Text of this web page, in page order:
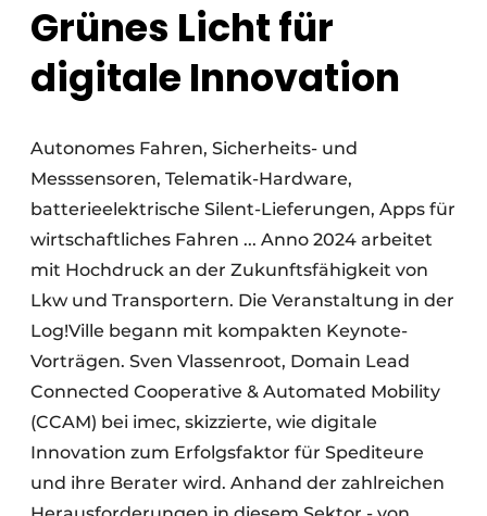
Grünes Licht für
digitale Innovation
Autonomes Fahren, Sicherheits- und
Messsensoren, Telematik-Hardware,
batterieelektrische Silent-Lieferungen, Apps für
wirtschaftliches Fahren ... Anno 2024 arbeitet
mit Hochdruck an der Zukunftsfähigkeit von
Lkw und Transportern. Die Veranstaltung in der
Log!Ville begann mit kompakten Keynote-
Vorträgen. Sven Vlassenroot, Domain Lead
Connected Cooperative & Automated Mobility
(CCAM) bei imec, skizzierte, wie digitale
Innovation zum Erfolgsfaktor für Spediteure
und ihre Berater wird. Anhand der zahlreichen